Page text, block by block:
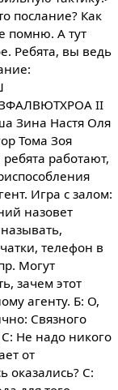
послание? Как
помню. А тут
Ребята, вы ведь
II
Зина Настя Оля
Тома Зоя
работают,
Игра с залом:
назовет
телефон в
Могут
зачем этот
агенту. Б: О,
Связного
С: Не надо никого
от
оказались? С: